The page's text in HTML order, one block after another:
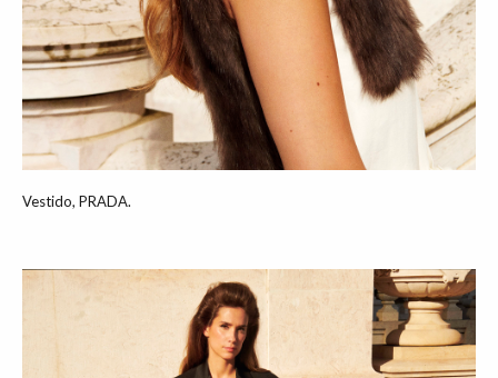
Vestido, PRADA.